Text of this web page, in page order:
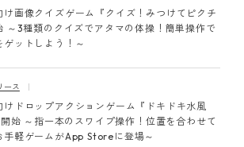
け画像クイズゲーム『クイズ！みつけてピクチ
～3種類のクイズでアタマの体操！簡単操作で
ゲットしよう！～
ース
けドロップアクションゲーム『ドキドキ水風
始 ～指一本のスワイプ操作！位置を合わせて
手軽ゲームがApp Storeに登場～